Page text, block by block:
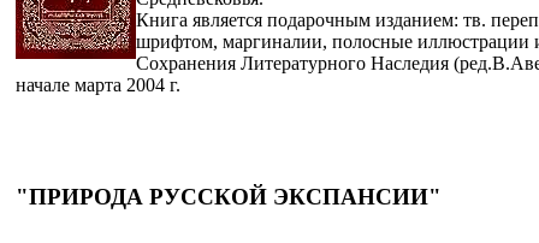
Книга является подарочным изданием: тв.
шрифтом, маргиналии, полосные иллюстрации
Сохранения Литературного Наследия
начале марта 2004 г.
"ПРИРОДА РУССКОЙ ЭКСПАНСИИ"